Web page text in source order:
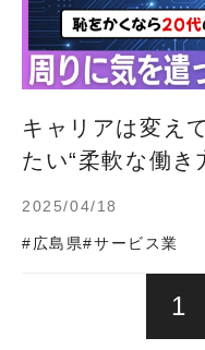
キャリアは変え
たい“柔軟な働き
2025/04/18
#広島県#サービス業
1